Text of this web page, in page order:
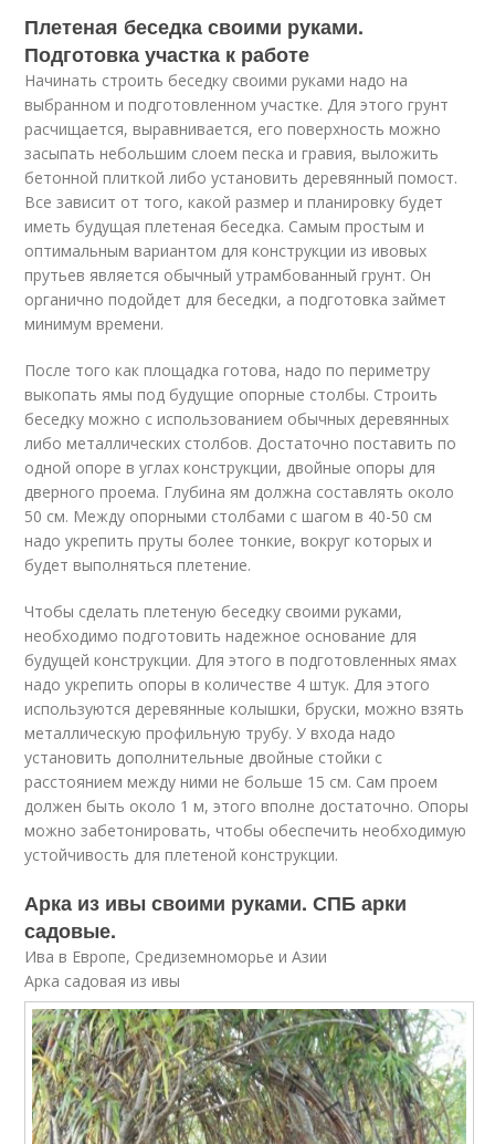
Плетеная беседка своими руками.
Подготовка участка к работе
Начинать строить беседку своими руками надо на
выбранном и подготовленном участке. Для этого грунт
расчищается, выравнивается, его поверхность можно
засыпать небольшим слоем песка и гравия, выложить
бетонной плиткой либо установить деревянный помост.
Все зависит от того, какой размер и планировку будет
иметь будущая плетеная беседка. Самым простым и
оптимальным вариантом для конструкции из ивовых
прутьев является обычный утрамбованный грунт. Он
органично подойдет для беседки, а подготовка займет
минимум времени.
После того как площадка готова, надо по периметру
выкопать ямы под будущие опорные столбы. Строить
беседку можно с использованием обычных деревянных
либо металлических столбов. Достаточно поставить по
одной опоре в углах конструкции, двойные опоры для
дверного проема. Глубина ям должна составлять около
50 см. Между опорными столбами с шагом в 40-50 см
надо укрепить пруты более тонкие, вокруг которых и
будет выполняться плетение.
Чтобы сделать плетеную беседку своими руками,
необходимо подготовить надежное основание для
будущей конструкции. Для этого в подготовленных ямах
надо укрепить опоры в количестве 4 штук. Для этого
используются деревянные колышки, бруски, можно взять
металлическую профильную трубу. У входа надо
установить дополнительные двойные стойки с
расстоянием между ними не больше 15 см. Сам проем
должен быть около 1 м, этого вполне достаточно. Опоры
можно забетонировать, чтобы обеспечить необходимую
устойчивость для плетеной конструкции.
Арка из ивы своими руками. СПБ арки
садовые.
Ива в Европе, Средиземноморье и Азии
Арка садовая из ивы